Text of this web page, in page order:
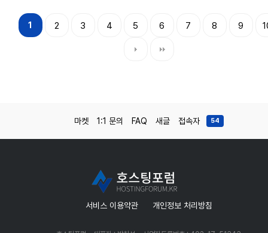
1 2 3 4 5 6 7 8 9
마켓 1:1 문의 FAQ 새글 접속자 54
서비스 이용약관 개인정보 처리방침